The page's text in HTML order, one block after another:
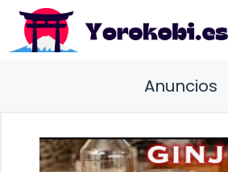
Saltar
contenido
Anuncios